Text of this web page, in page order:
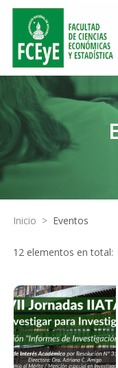
Inicio > Eventos
12 elementos en total: